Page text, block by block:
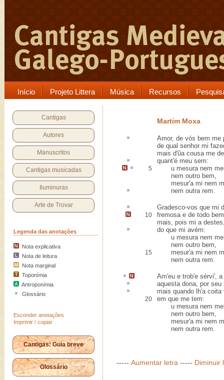
Início Projeto Littera Música Recursos
Cantigas
Autores
Manuscritos
Cantigas musicadas
Iluminuras
Arte de Trovar
Legenda das anotações
Nota explicativa
Nota de leitura
Nota marginal
Toponímia
Antroponímia
Glossário
Esconder anotações
Imprimir / copiar
Cantigas: Guia breve
Glossário
Martim Moxa
Amor, de vós bem
de qual senhor mi
mais d'ũa cousa me
quant'é meu sem:
5
u mesura nem
nem outro bem,
mesur'a mi nem
nem outra rem.
Gradesco-vos que mi
10 fremosa e de todo
mais, pois mi a
do que mi avém:
u mesura nem
nem outro bem,
15
mesur'a mi nem
nem outra rem.
Am'eu e trob'e sérvi', a
aquestadona, por seu
mais quando lh'a coita
20
em que me tem:
u mesura nem
nem outro bem,
mesur'a mi nem
nem outra rem.
----- Aumentar letra ----- Diminuir